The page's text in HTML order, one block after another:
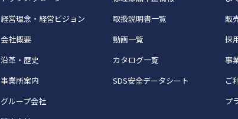
経営理念・経営ビジョン
会社概要
沿革・歴史
事業所案内
グループ会社
取扱説明書一覧
動画一覧
カタログ一覧
SDS安全データシート
販
採
事
ご
プ